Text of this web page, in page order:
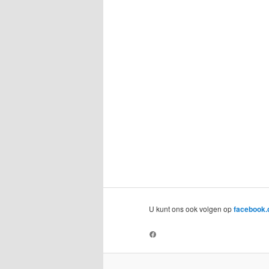
U kunt ons ook volgen op
https://www.facebook.com/APK-Centraal-111828614720199